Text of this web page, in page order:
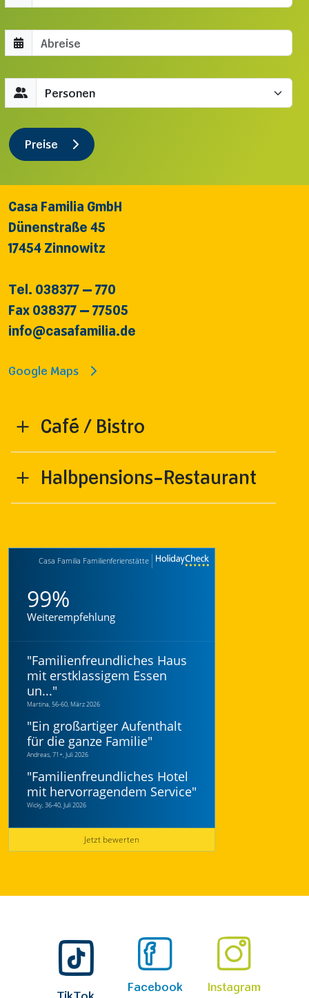
Abreisedatum
Gäste
Preise
Casa Familia GmbH
Dünenstraße 45
17454 Zinnowitz
Tel. 038377 – 770
Fax 038377 – 77505
info@casafamilia.de
Google Maps
Café / Bistro
Halbpensions-Restaurant
Casa Familia Familienferienstätte
99%
Weiterempfehlung
"Familienfreundliches Haus
mit erstklassigem Essen
un..."
Martina, 56-60, März 2026
"Ein großartiger Aufenthalt
für die ganze Familie"
Andreas, 71+, Juli 2026
"Familienfreundliches Hotel
mit hervorragendem Service"
Wicky, 36-40, Juli 2026
Jetzt bewerten
Facebook Instagram